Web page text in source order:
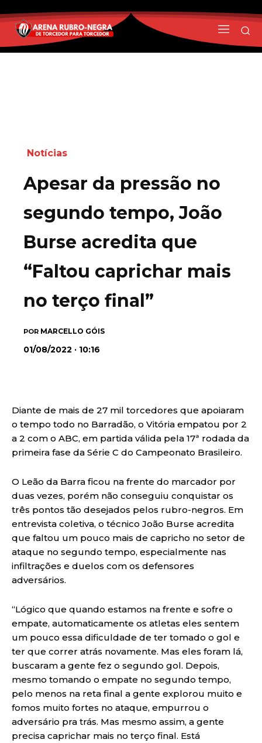
Notícias
Apesar da pressão no
segundo tempo, João
Burse acredita que
“Faltou caprichar mais
no terço final”
POR MARCELLO GÓIS
01/08/2022 · 10:16
Diante de mais de 27 mil torcedores que apoiaram
o tempo todo no Barradão, o Vitória empatou por 2
a 2 com o ABC, em partida válida pela 17ª rodada da
primeira fase da Série C do Campeonato Brasileiro.
O Leão da Barra ficou na frente do marcador por
duas vezes, porém não conseguiu conquistar os
três pontos tão desejados pelos rubro-negros. Em
entrevista coletiva, o técnico João Burse acredita
que faltou um pouco mais de capricho no setor de
ataque no segundo tempo, especialmente nas
infiltrações e duelos com os defensores
adversários.
“Lógico que quando estamos na frente e sofre o
empate, automaticamente os atletas eles sentem
um pouco essa dificuldade de ter tomado o gol e
ter que correr atrás novamente. Mas eles foram lá,
buscaram a gente fez o segundo gol. Depois,
mesmo tomando o empate no segundo tempo,
pelo menos na reta final a gente explorou muito e
fomos muito fortes no ataque, empurrou o
adversário pra trás. Mas mesmo assim, a gente
precisa caprichar mais no terço final. Está